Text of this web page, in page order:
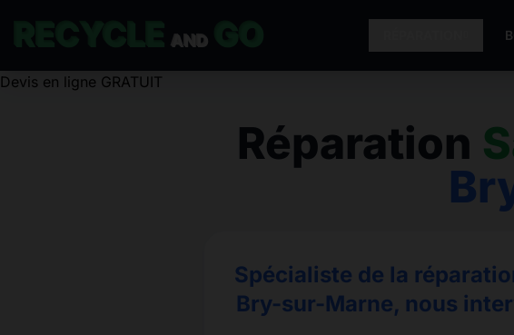
AND
Réparation
Spécialiste de la
Bry-sur-Marne, nous